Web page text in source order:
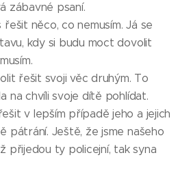
zábavné psaní.
něco, co nemusím. Já se
kdy si budu moct dovolit
řešit svoji věc druhým. To
na chvíli svoje dítě pohlídat.
v lepším případě jeho a jejich
pátrání. Ještě, že jsme našeho
přijedou ty policejní, tak syna